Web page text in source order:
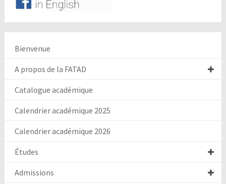
Bienvenue
A propos de la FATAD
Catalogue académique
Calendrier académique 2025
Calendrier académique 2026
Études
Admissions